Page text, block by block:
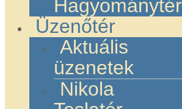
Hagyománytér
Üzenőtér
Aktuális
üzenetek
Nikola